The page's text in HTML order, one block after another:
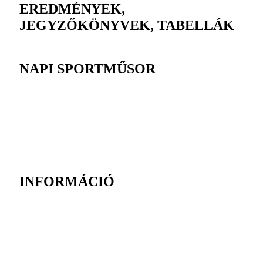
EREDMÉNYEK,
JEGYZŐKÖNYVEK, TABELLÁK
NAPI SPORTMŰSOR
INFORMÁCIÓ